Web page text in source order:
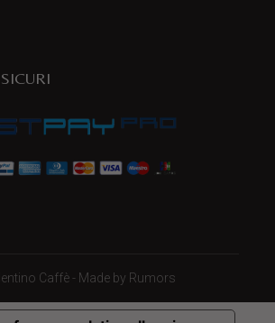
Caffè- Made by Rumors